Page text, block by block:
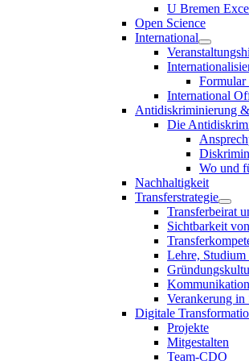
U Bremen
Open Science
International
Formular
International
Antidiskriminierung
Die
Wo und
Nachhaltigkeit
Transferstrategie
Transferbeirat
Sichtbarkeit
Lehre, Studium
Verankerung in
Digitale
Projekte
Mitgestalten
Team-CDO